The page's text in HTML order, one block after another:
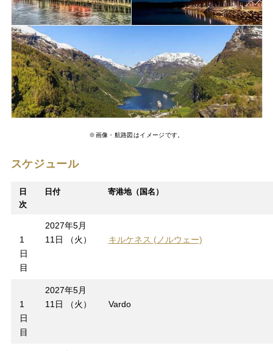
※画像・航路図はイメージです。
スケジュール
日
次
日付 寄港地（国名）
1
日
目
2027年5月
11日 （火）
キルケネス (ノルウェー)
1
日
目
2027年5月
11日 （火）
Vardo